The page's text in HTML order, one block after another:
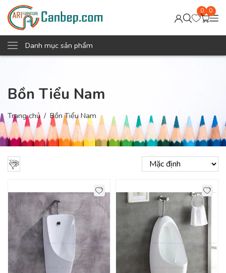
0 0
Danh mục sản phẩm
Bồn Tiểu Nam
Trang chủ Bồn Tiểu Nam